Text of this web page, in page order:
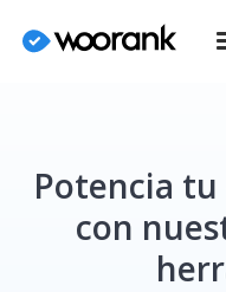
Potencia
con